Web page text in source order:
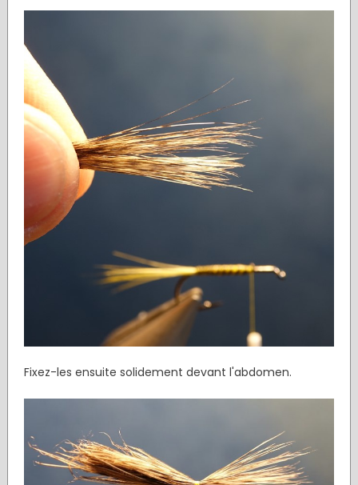
Fixez-les ensuite solidement devant l'abdomen.